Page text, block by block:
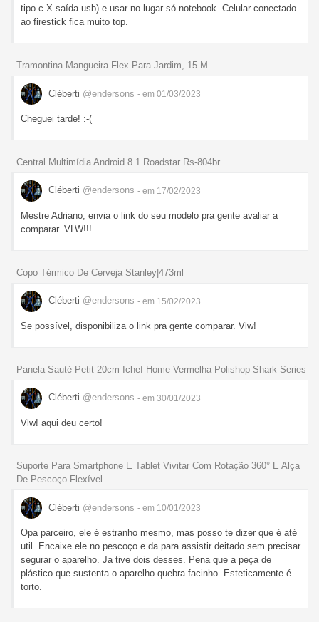
tipo c X saída usb) e usar no lugar só notebook. Celular conectado
ao firestick fica muito top.
Tramontina Mangueira Flex Para Jardim, 15 M
Cléberti @endersons - em 01/03/2023
Cheguei tarde! :-(
Central Multimídia Android 8.1 Roadstar Rs-804br
Cléberti @endersons - em 17/02/2023
Mestre Adriano, envia o link do seu modelo pra gente avaliar a
comparar. VLW!!!
Copo Térmico De Cerveja Stanley|473ml
Cléberti @endersons - em 15/02/2023
Se possível, disponibiliza o link pra gente comparar. Vlw!
Panela Sauté Petit 20cm Ichef Home Vermelha Polishop Shark Series
Cléberti @endersons - em 30/01/2023
Vlw! aqui deu certo!
Suporte Para Smartphone E Tablet Vivitar Com Rotação 360° E Alça
De Pescoço Flexível
Cléberti @endersons - em 10/01/2023
Opa parceiro, ele é estranho mesmo, mas posso te dizer que é até
util. Encaixe ele no pescoço e da para assistir deitado sem precisar
segurar o aparelho. Ja tive dois desses. Pena que a peça de
plástico que sustenta o aparelho quebra facinho. Esteticamente é
torto.